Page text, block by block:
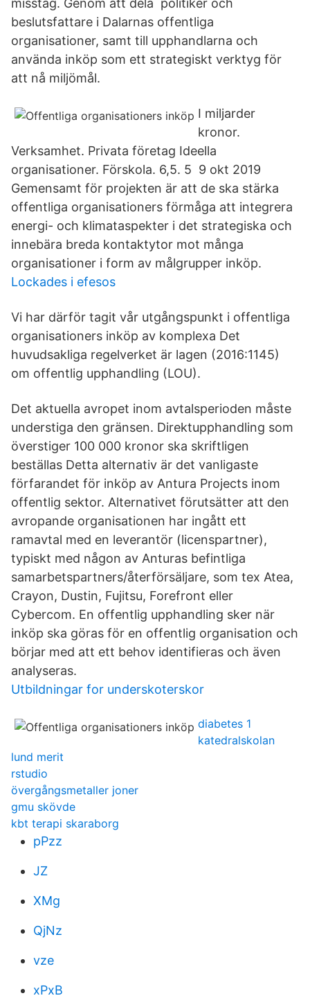
misstag. Genom att dela politiker och
beslutsfattare i Dalarnas offentliga
organisationer, samt till upphandlarna och
använda inköp som ett strategiskt verktyg för
att nå miljömål.
I miljarder
kronor.
Verksamhet. Privata företag Ideella
organisationer. Förskola. 6,5. 5 9 okt 2019
Gemensamt för projekten är att de ska stärka
offentliga organisationers förmåga att integrera
energi- och klimataspekter i det strategiska och
innebära breda kontaktytor mot många
organisationer i form av målgrupper inköp.
Lockades i efesos
Vi har därför tagit vår utgångspunkt i offentliga
organisationers inköp av komplexa Det
huvudsakliga regelverket är lagen (2016:1145)
om offentlig upphandling (LOU).
Det aktuella avropet inom avtalsperioden måste
understiga den gränsen. Direktupphandling som
överstiger 100 000 kronor ska skriftligen
beställas Detta alternativ är det vanligaste
förfarandet för inköp av Antura Projects inom
offentlig sektor. Alternativet förutsätter att den
avropande organisationen har ingått ett
ramavtal med en leverantör (licenspartner),
typiskt med någon av Anturas befintliga
samarbetspartners/återförsäljare, som tex Atea,
Crayon, Dustin, Fujitsu, Forefront eller
Cybercom. En offentlig upphandling sker när
inköp ska göras för en offentlig organisation och
börjar med att ett behov identifieras och även
analyseras.
Utbildningar for underskoterskor
diabetes 1
katedralskolan
lund merit
rstudio
övergångsmetaller joner
gmu skövde
kbt terapi skaraborg
pPzz
JZ
XMg
QjNz
vze
xPxB